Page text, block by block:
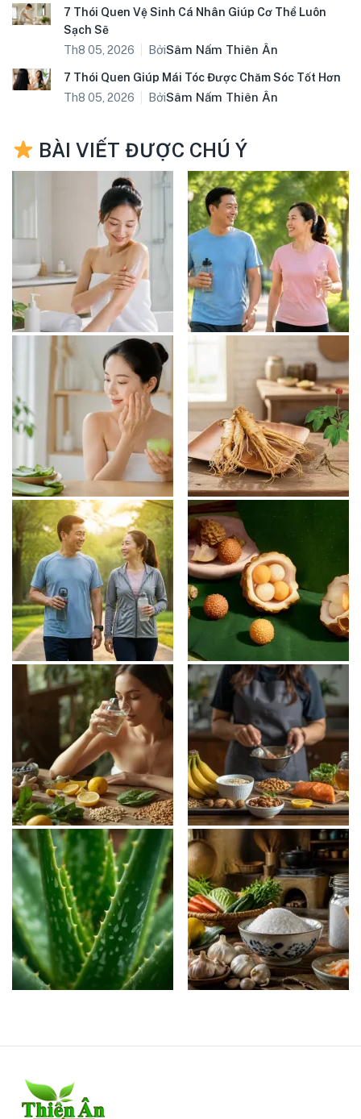
7 Thói Quen Vệ Sinh Cá Nhân Giúp Cơ Thể Luôn
Sạch Sẽ
Th8 05, 2026
BởiSâm Nấm Thiên Ân
7 Thói Quen Giúp Mái Tóc Được Chăm Sóc Tốt Hơn
Th8 05, 2026
BởiSâm Nấm Thiên Ân
BÀI VIẾT ĐƯỢC CHÚ Ý